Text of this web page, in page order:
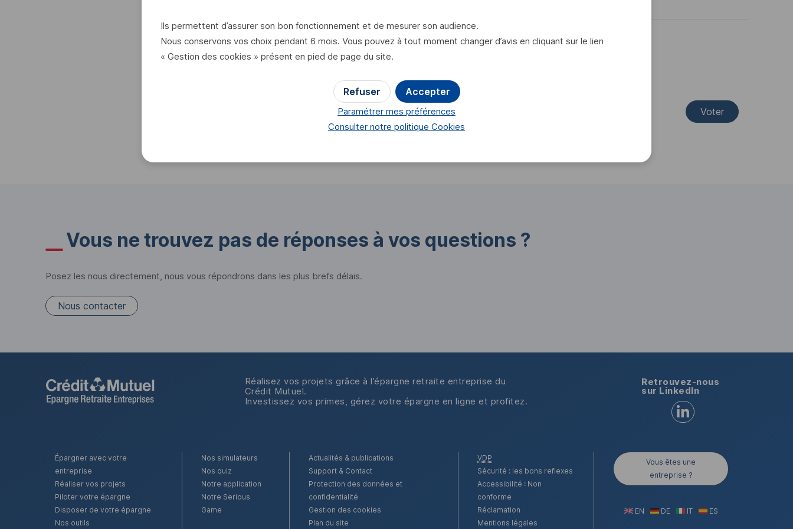
Non Voter
Vous ne trouvez pas de réponses à vos questions ?
Posez les nous directement, nous vous répondrons dans les plus brefs délais.
Nous contacter
Réalisez vos projets grâce à l’épargne retraite entreprise du
Crédit Mutuel.
Investissez vos primes, gérez votre épargne en ligne et profitez.
Retrouvez-nous
sur LinkedIn
Retrouvez-nous sur
Épargner avec votre
entreprise
Réaliser vos projets
Piloter votre épargne
Disposer de votre épargne
Nos outils
Nos simulateurs
Nos quiz
Notre application
Notre Serious
Game
Actualités & publications
Support & Contact
Protection des données et
confidentialité
Gestion des cookies
Plan du site
VDP
Sécurité : les bons reflexes
Accessibilité : Non
conforme
Réclamation
Mentions légales
Vous êtes une
entreprise ?
EN DE IT ES
Ils permettent d’assurer son bon fonctionnement et de mesurer son audience.
Nous conservons vos choix pendant 6 mois. Vous pouvez à tout moment changer d’avis en cliquant sur le lien
« Gestion des cookies » présent en pied de page du site.
Accepter
Refuser
Paramétrer mes préférences
Consulter notre politique Cookies